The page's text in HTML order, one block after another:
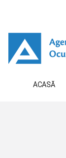
ACASĂ